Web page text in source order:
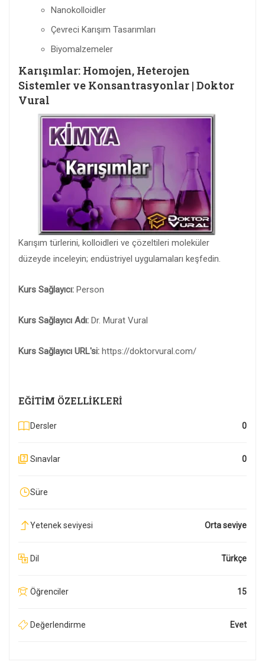
Nanokolloidler
Çevreci Karışım Tasarımları
Biyomalzemeler
Karışımlar: Homojen, Heterojen
Sistemler ve Konsantrasyonlar | Doktor
Vural
Karışım türlerini, kolloidleri ve çözeltileri moleküler
düzeyde inceleyin; endüstriyel uygulamaları keşfedin.
Kurs Sağlayıcı: Person
Kurs Sağlayıcı Adı: Dr. Murat Vural
Kurs Sağlayıcı URL'si: https://doktorvural.com/
EĞITIM ÖZELLIKLERI
Dersler 0
Sınavlar 0
Süre
Yetenek seviyesi Orta seviye
Dil Türkçe
Öğrenciler 15
Değerlendirme Evet